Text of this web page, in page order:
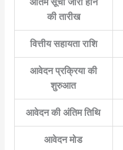
की तारीख
वित्तीय सहायता राशि
आवेदन प्रक्रिया की
शुरुआत
आवेदन की अंतिम तिथि
आवेदन मोड